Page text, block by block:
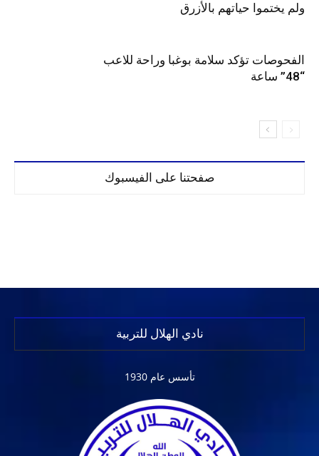
ولم يختموا حياتهم بالأزرق
الفحوصات تؤكد سلامة بوغبا وراحة للاعب
“48” ساعة
صفحتنا على الفيسبوك
نادي الهلال للتربية
تأسس عام 1930